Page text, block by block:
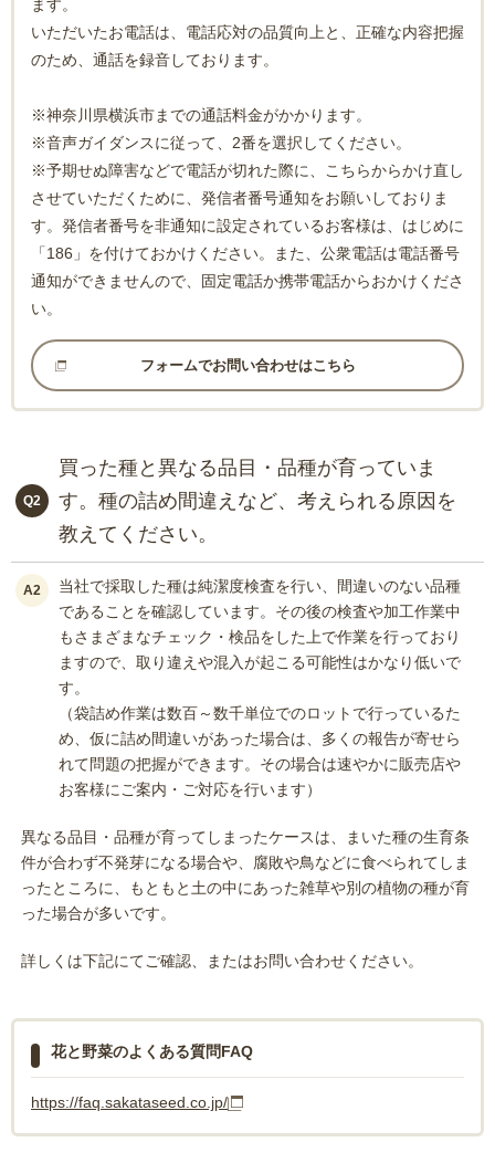
ます。
いただいたお電話は、電話応対の品質向上と、正確な内容把握
のため、通話を録音しております。
※神奈川県横浜市までの通話料金がかかります。
※音声ガイダンスに従って、2番を選択してください。
※予期せぬ障害などで電話が切れた際に、こちらからかけ直し
させていただくために、発信者番号通知をお願いしておりま
す。発信者番号を非通知に設定されているお客様は、はじめに
「186」を付けておかけください。また、公衆電話は電話番号
通知ができませんので、固定電話か携帯電話からおかけくださ
い。
フォームでお問い合わせはこちら
Q2
買った種と異なる品目・品種が育っていま
す。種の詰め間違えなど、考えられる原因を
教えてください。
A2
当社で採取した種は純潔度検査を行い、間違いのない品種
であることを確認しています。その後の検査や加工作業中
もさまざまなチェック・検品をした上で作業を行っており
ますので、取り違えや混入が起こる可能性はかなり低いで
す。
（袋詰め作業は数百～数千単位でのロットで行っているた
め、仮に詰め間違いがあった場合は、多くの報告が寄せら
れて問題の把握ができます。その場合は速やかに販売店や
お客様にご案内・ご対応を行います）
異なる品目・品種が育ってしまったケースは、まいた種の生育条
件が合わず不発芽になる場合や、腐敗や鳥などに食べられてしま
ったところに、もともと土の中にあった雑草や別の植物の種が育
った場合が多いです。
詳しくは下記にてご確認、またはお問い合わせください。
花と野菜のよくある質問FAQ
https://faq.sakataseed.co.jp/